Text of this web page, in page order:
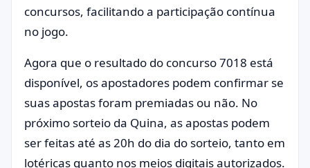
concursos, facilitando a participação contínua
no jogo.
Agora que o resultado do concurso 7018 está
disponível, os apostadores podem confirmar se
suas apostas foram premiadas ou não. No
próximo sorteio da Quina, as apostas podem
ser feitas até as 20h do dia do sorteio, tanto em
lotéricas quanto nos meios digitais autorizados.